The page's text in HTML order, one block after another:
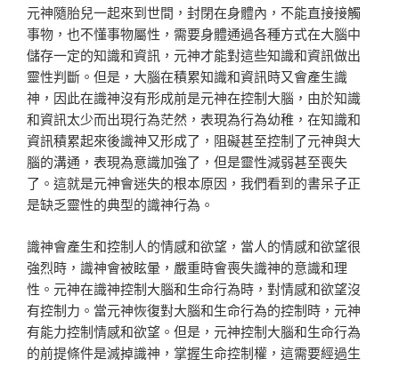
元神隨胎兒一起來到世間，封閉在身體內，不能直接接觸
事物，也不懂事物屬性，需要身體通過各種方式在大腦中
儲存一定的知識和資訊，元神才能對這些知識和資訊做出
靈性判斷。但是，大腦在積累知識和資訊時又會產生識
神，因此在識神沒有形成前是元神在控制大腦，由於知識
和資訊太少而出現行為茫然，表現為行為幼稚，在知識和
資訊積累起來後識神又形成了，阻礙甚至控制了元神與大
腦的溝通，表現為意識加強了，但是靈性減弱甚至喪失
了。這就是元神會迷失的根本原因，我們看到的書呆子正
是缺乏靈性的典型的識神行為。
識神會產生和控制人的情感和欲望，當人的情感和欲望很
強烈時，識神會被眩暈，嚴重時會喪失識神的意識和理
性。元神在識神控制大腦和生命行為時，對情感和欲望沒
有控制力。當元神恢復對大腦和生命行為的控制時，元神
有能力控制情感和欲望。但是，元神控制大腦和生命行為
的前提條件是滅掉識神，掌握生命控制權，這需要經過生